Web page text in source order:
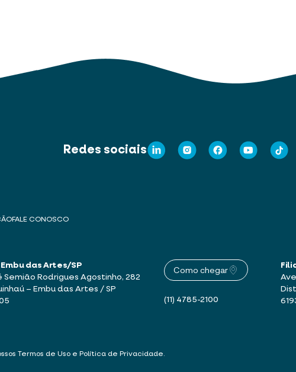
Redes sociais
FALE CONOSCO
das Artes/SP
Semião Rodrigues Agostinho, 282
– Embu das Artes / SP
Como chegar
(11) 4785-2100
Termos de Uso e Política de Privacidade.